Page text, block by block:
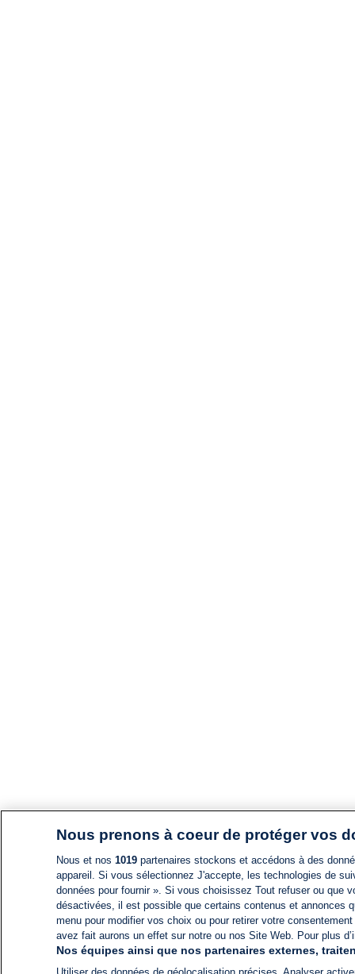
Nous prenons à coeur de protéger vos
Nous et nos 1019partenaires stockons et accédons à des
appareil. Si vous sélectionnez J'accepte, les technologies de
données pour fournir ». Si vous choisissez Tout refuser ou
désactivées, il est possible que certains contenus et annonces
menu pour modifier vos choix ou pour retirer votre
avez fait aurons un effet sur notre ou nos Site Web. Pour plus
Nos équipes ainsi que nos partenaires externes,